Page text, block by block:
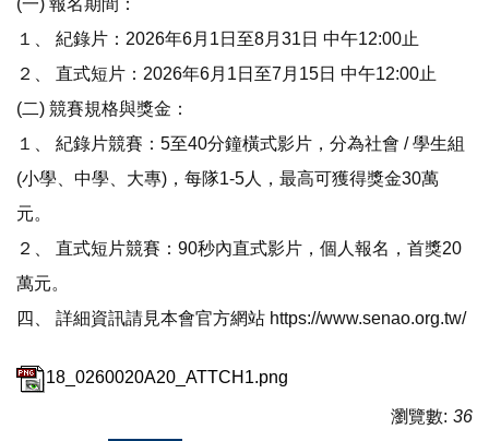
(一) 報名期間：
１、 紀錄片：2026年6月1日至8月31日 中午12:00止
２、 直式短片：2026年6月1日至7月15日 中午12:00止
(二) 競賽規格與獎金：
１、 紀錄片競賽：5至40分鐘橫式影片，分為社會 / 學生組
(小學、中學、大專)，每隊1-5人，最高可獲得獎金30萬
元。
２、 直式短片競賽：90秒內直式影片，個人報名，首獎20
萬元。
四、 詳細資訊請見本會官方網站 https://www.senao.org.tw/
18_0260020A20_ATTCH1.png
瀏覽數: 36